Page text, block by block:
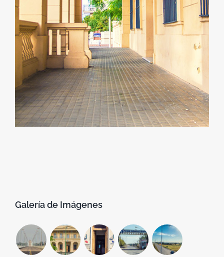
Galería de Imágenes